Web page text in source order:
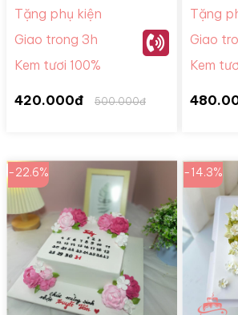
Tặng phụ kiện
Giao trong 3h
Kem tươi 100%
420.000đ 500.000đ
Tặng
Giao
Kem
-22.6% -14.3%